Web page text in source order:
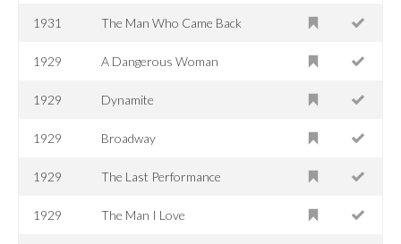
1931 The Man Who Came Back
1929 A Dangerous Woman
1929 Dynamite
1929 Broadway
1929 The Last Performance
1929 The Man I Love